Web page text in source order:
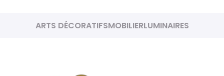
ARTS DÉCORATIFSMOBILIERLUMINAIRES